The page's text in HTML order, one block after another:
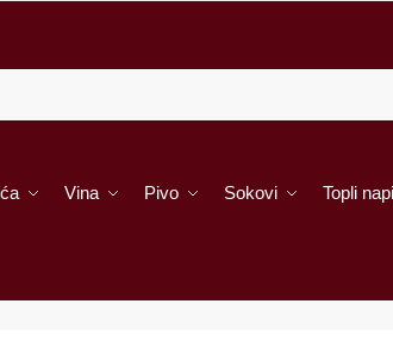
Vina Pivo Sokovi Topli